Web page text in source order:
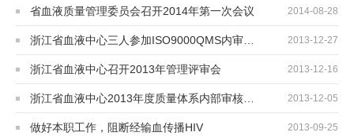
省血液质量管理委员会召开2014年第一次会议 2014-08-28
2013-12-27
浙江省血液中心召开2013年管理评审会 2013-12-16
2013-12-05
做好本职工作，阻断经输血传播HIV 2013-09-25